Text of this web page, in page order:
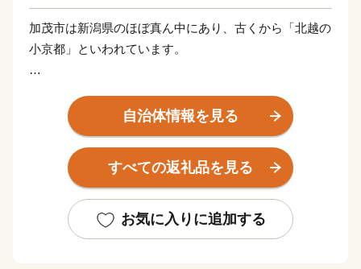
加茂市は新潟県のほぼ真ん中にあり、古くから「北越の
小京都」といわれています。
と河川敷には約500匹もの鯉のぼりが元気よく泳ぎま
加茂駅から徒歩5分の位置にある加茂山公園は、加茂市
の花「ユキツバキ」の群生地として知られ、園内の加茂
また、木工のまちとしても知られる加茂市は、日本有数
自治体情報を見る
すべての返礼品を見る
お気に入りに追加する